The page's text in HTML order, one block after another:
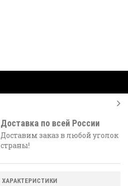
Доставка по всей России
Доставим заказ в любой уголок
страны!
ХАРАКТЕРИСТИКИ